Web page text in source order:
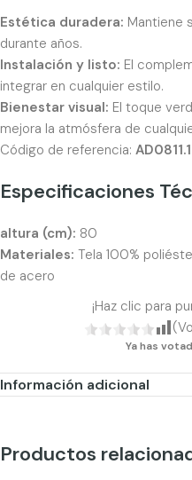
Estética duradera: Mantiene
durante años.
Instalación y listo: El
integrar en cualquier estilo.
Bienestar visual: El toque
mejora la atmósfera de
Código de referencia:
Especificaciones
altura (cm): 80
Materiales: Tela 100%
de acero
¡Haz clic para
Ya has
Información adicional
Productos